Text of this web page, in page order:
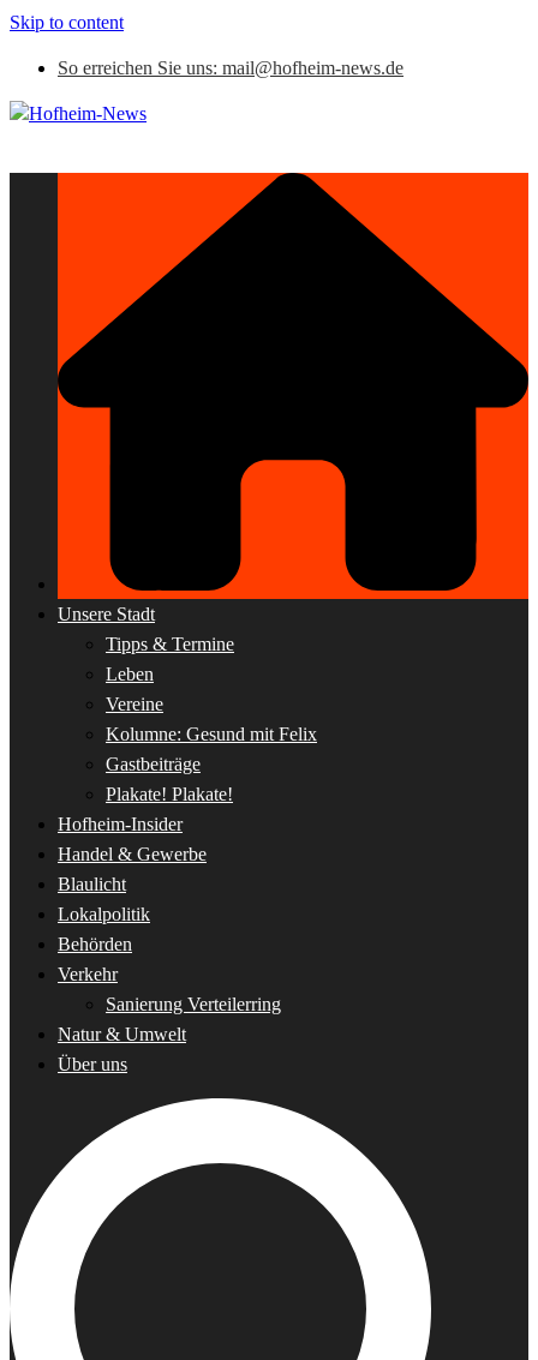
Skip to content
So erreichen Sie uns: mail@hofheim-news.de
Unsere Stadt
Tipps & Termine
Leben
Vereine
Kolumne: Gesund mit Felix
Gastbeiträge
Plakate! Plakate!
Hofheim-Insider
Handel & Gewerbe
Blaulicht
Lokalpolitik
Behörden
Verkehr
Sanierung Verteilerring
Natur & Umwelt
Über uns